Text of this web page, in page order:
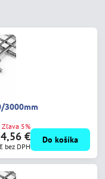
3000mm
€
bez DPH
Zľava 5%
Do košíka